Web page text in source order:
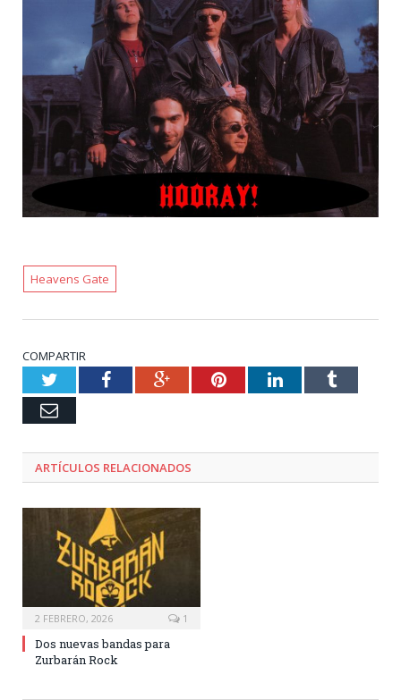
Heavens Gate
COMPARTIR
TwitterFacebookGoogle+PinterestLinkedInTumblr
Email
ARTÍCULOS RELACIONADOS
2 FEBRERO, 2026 1
Dos nuevas bandas para
Zurbarán Rock